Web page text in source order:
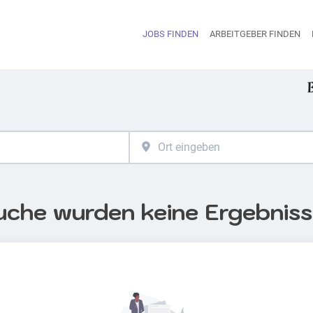
JOBS FINDEN ARBEITGEBER FINDEN
wurden keine